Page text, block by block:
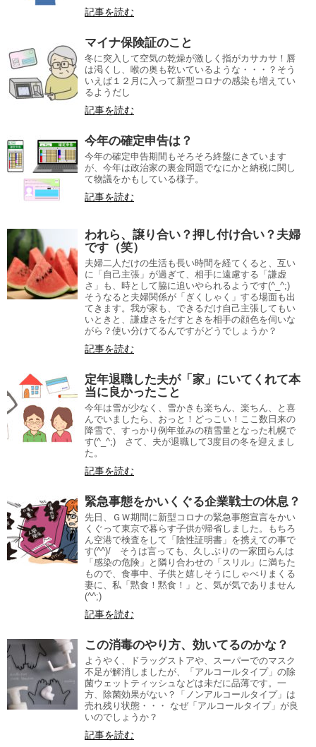
記事を読む
マイナ保険証のこと
冬に突入して空気の乾燥が激しく指がカサカサ！唇
は渇くし、喉の奥も乾いているような・・・？そう
いえば１２月に入って新型コロナの感染も増えてい
るようだし
記事を読む
今年の確定申告は？
今年の確定申告期間もそろそろ終盤にきています
が、今年は政治家の裏金問題でなにかと納税に関し
て物議をかもしている様子。
記事を読む
われら、譲り合い？押し付け合い？夫婦
です（笑）
夫婦二人だけの生活も長い時間を経てくると、互い
に「自己主張」が過ぎて、相手に遠慮する「謙虚
さ」も、時として脇に追いやられるようです(^_^;)
そうなると夫婦関係が「ぎくしゃく」する場面も出
てきます。我が家も、できるだけ自己主張してもい
いときと、謙虚さをだすときを相手の顔色を伺いな
がら？使い分けてるんですがどうでしょうか？
記事を読む
定年退職した夫が「家」にいてくれて本
当に良かったこと
今年は雪が少なく、雪かきも楽ちん、楽ちん、と喜
んでいましたら、おっと！どっこい！ここ数日来の
降雪で、すっかり例年並みの積雪量となった札幌で
す(^_^;) さて、夫が退職して3度目の冬を迎えまし
た。
記事を読む
緊急事態をかいくぐる企業戦士の休息？
先日、ＧＷ期間に新型コロナの緊急事態宣言をかい
くぐって東京で暮らす子供が帰省しました。もちろ
ん空港で検査をして「陰性証明書」を携えての事で
す(^^)/ そうは言っても、久しぶりの一家団らんは
「感染の危険」と隣り合わせの「スリル」に満ちた
もので、食事中、子供と嬉しそうにしゃべりまくる
妻に、私「黙食！黙食！」と、気が気でありません
(^^;)
記事を読む
この消毒のやり方、効いてるのかな？
ようやく、ドラッグストアや、スーパーでのマスク
不足が解消しましたが、「アルコールタイプ」の除
菌ウェットティッシュなどは未だに品薄です。一
方、除菌効果がない？「ノンアルコールタイプ」は
売れ残り状態・・・ なぜ「アルコールタイプ」が良
いのでしょうか？
記事を読む